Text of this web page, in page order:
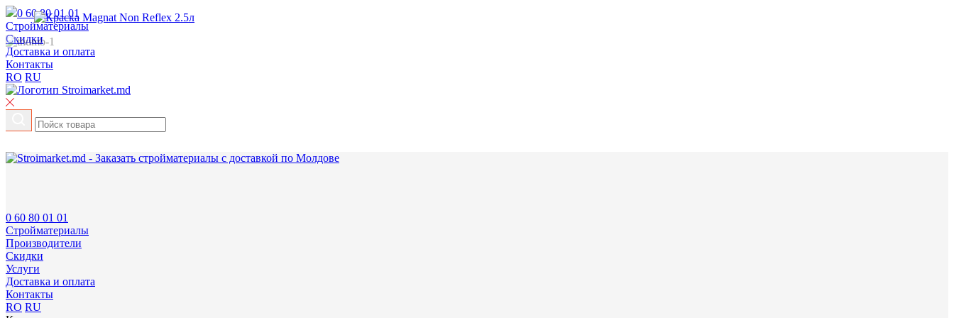
0 60 80 01 01
Cтройматериалы
Скидки
Доставка и оплата
Контакты
RO RU
0 60 80 01 01
Cтройматериалы
Производители
Скидки
Услуги
Доставка и оплата
Контакты
RO RU